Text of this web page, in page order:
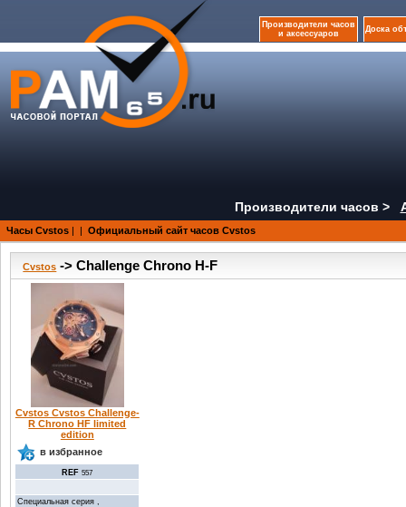
Производители часов
и аксессуаров
Доска
Производители часов >
Часы Cvstos | | Официальный сайт часов Cvstos
Cvstos -> Challenge Chrono H-F
Cvstos Cvstos Challenge-
R Chrono HF limited
edition
в избранное
REF 557
Специальная серия ,